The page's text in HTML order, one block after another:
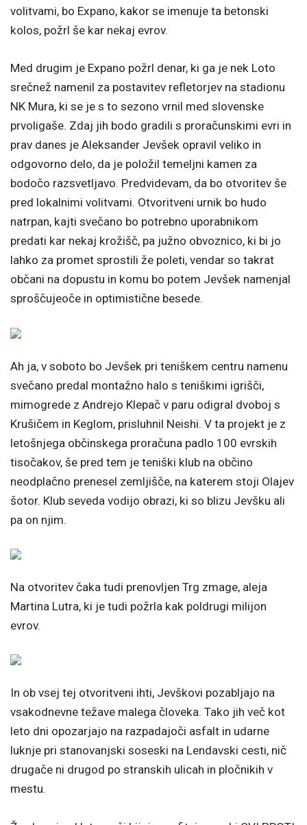
volitvami, bo Expano, kakor se imenuje ta betonski
kolos, požrl še kar nekaj evrov.
Med drugim je Expano požrl denar, ki ga je nek Loto
srečnež namenil za postavitev refletorjev na stadionu
NK Mura, ki se je s to sezono vrnil med slovenske
prvoligaše. Zdaj jih bodo gradili s proračunskimi evri in
prav danes je Aleksander Jevšek opravil veliko in
odgovorno delo, da je položil temeljni kamen za
bodočo razsvetljavo. Predvidevam, da bo otvoritev še
pred lokalnimi volitvami. Otvoritveni urnik bo hudo
natrpan, kajti svečano bo potrebno uporabnikom
predati kar nekaj krožišč, pa južno obvoznico, ki bi jo
lahko za promet sprostili že poleti, vendar so takrat
občani na dopustu in komu bo potem Jevšek namenjal
sproščujeoče in optimistične besede.
Ah ja, v soboto bo Jevšek pri teniškem centru namenu
svečano predal montažno halo s teniškimi igrišči,
mimogrede z Andrejo Klepač v paru odigral dvoboj s
Krušičem in Keglom, prisluhnil Neishi. V ta projekt je z
letošnjega občinskega proračuna padlo 100 evrskih
tisočakov, še pred tem je teniški klub na občino
neodplačno prenesel zemljišče, na katerem stoji Olajev
šotor. Klub seveda vodijo obrazi, ki so blizu Jevšku ali
pa on njim.
Na otvoritev čaka tudi prenovljen Trg zmage, aleja
Martina Lutra, ki je tudi požrla kak poldrugi milijon
evrov.
In ob vsej tej otvoritveni ihti, Jevškovi pozabljajo na
vsakodnevne težave malega človeka. Tako jih več kot
leto dni opozarjajo na razpadajoči asfalt in udarne
luknje pri stanovanjski soseski na Lendavski cesti, nič
drugače ni drugod po stranskih ulicah in pločnikih v
mestu.